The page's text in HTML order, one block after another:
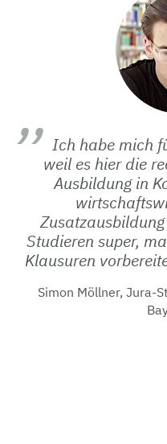
Ich habe mich
weil es hier die
Ausbildung in
Studieren super,
Klausuren
Simon Möllner, Jura-